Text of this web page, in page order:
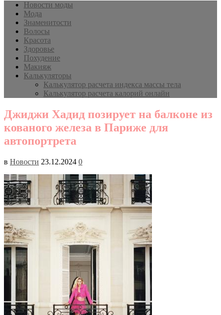
Новости моды
Мода
Знаменитости
Волосы
Красота
Здоровье
Похудение
Макияж
Калькуляторы
Калькулятор расчета индекса массы тела
Калькулятор расчета калорий онлайн
Джиджи Хадид позирует на балконе из
кованого железа в Париже для
автопортрета
в Новости 23.12.2024 0